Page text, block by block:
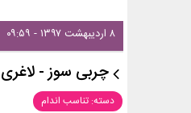
۸ اردیبهشت ۱۳۹۷ - ۰۹:۵۹
چربی سوز -
دسته: تناسب اندام